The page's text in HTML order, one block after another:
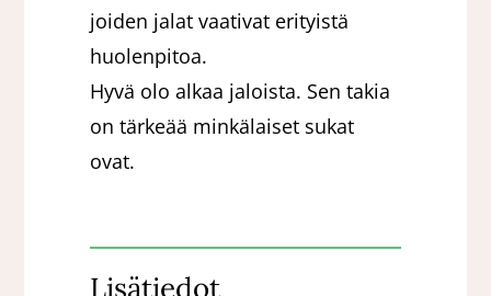
joiden jalat vaativat erityistä
huolenpitoa.
Hyvä olo alkaa jaloista. Sen takia
on tärkeää minkälaiset sukat
ovat.
Lisätiedot